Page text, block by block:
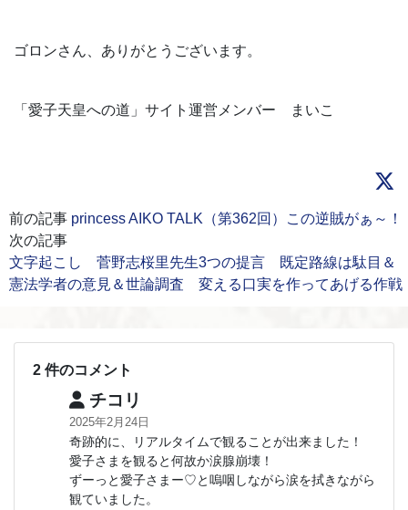
ゴロンさん、ありがとうございます。
「愛子天皇への道」サイト運営メンバー まいこ
前の記事 princess AIKO TALK（第362回）この逆賊がぁ～！
次の記事
文字起こし 菅野志桜里先生3つの提言 既定路線は駄目＆
憲法学者の意見＆世論調査 変える口実を作ってあげる作戦
2 件のコメント
チコリ
2025年2月24日
奇跡的に、リアルタイムで観ることが出来ました！
愛子さまを観ると何故か涙腺崩壊！
ずーっと愛子さまー♡と嗚咽しながら涙を拭きながら
観ていました。